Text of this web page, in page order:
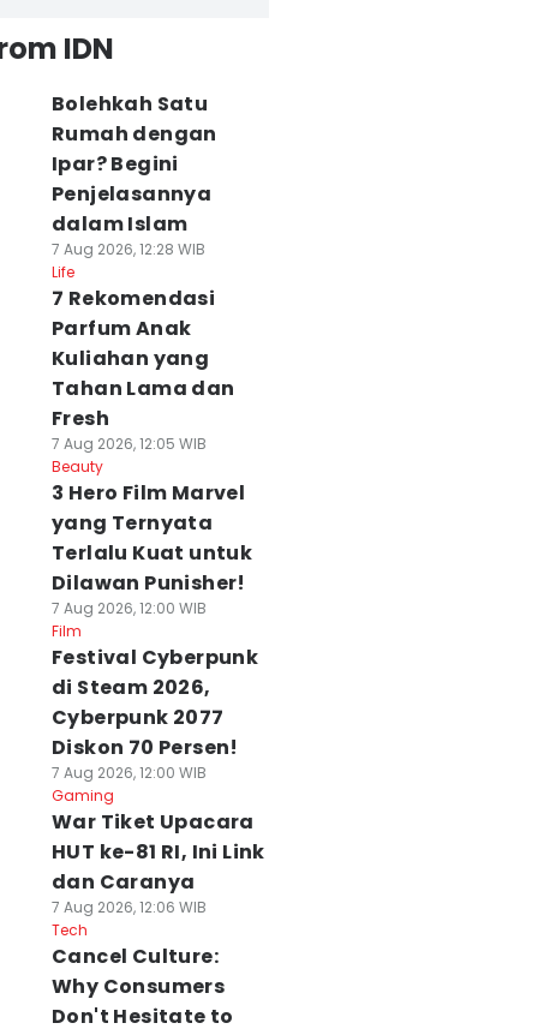
IDN
Bolehkah Satu
Rumah dengan
Ipar? Begini
Penjelasannya
dalam Islam
7 Aug 2026, 12:28 WIB
Life
7 Rekomendasi
Parfum Anak
Kuliahan yang
Tahan Lama dan
Fresh
7 Aug 2026, 12:05 WIB
Beauty
3 Hero Film Marvel
yang Ternyata
Terlalu Kuat untuk
Dilawan Punisher!
7 Aug 2026, 12:00 WIB
Film
Festival Cyberpunk
di Steam 2026,
Cyberpunk 2077
Diskon 70 Persen!
7 Aug 2026, 12:00 WIB
Gaming
War Tiket Upacara
HUT ke-81 RI, Ini Link
dan Caranya
7 Aug 2026, 12:06 WIB
Tech
Cancel Culture:
Why Consumers
Don't Hesitate to